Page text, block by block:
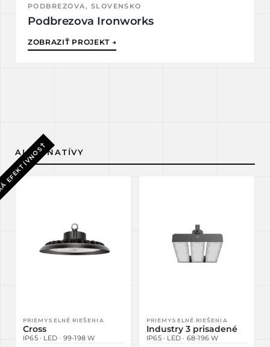
PODBREZOVA, SLOVENSKO
Podbrezova Ironworks
ZOBRAZIŤ PROJEKT →
ALTERNATÍVY
PRIEMYSELNÉ RIEŠENIA
Cross
IP65 · LED · 99-198 W
PRIEMYSELNÉ RIEŠENIA
Industry 3 prisadené
IP65 · LED · 68-196 W